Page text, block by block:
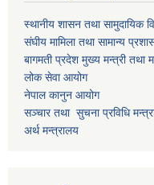
स्थानीय शासन तथा सामुदायिक
संघीय मामिला तथा सामान्य
बागमती प्रदेश मुख्य मन्त्री तथा
लोक सेवा आयोग
नेपाल कानुन आयोग
सञ्चार तथा सुचना प्रविधि
अर्थ मन्त्रालय